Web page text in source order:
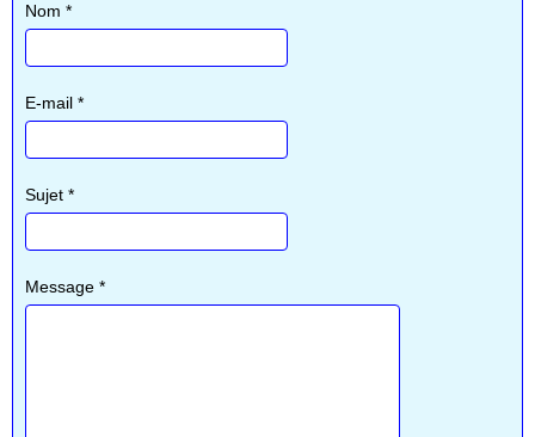
Nom *
E-mail *
Sujet *
Message *